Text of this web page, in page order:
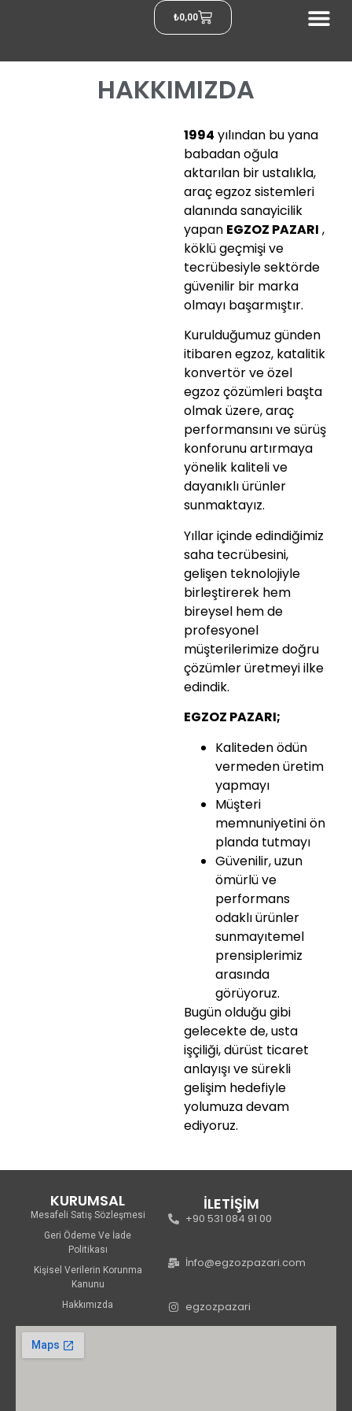
₺0,00
HAKKIMIZDA
1994 yılından bu yana
babadan oğula
aktarılan bir ustalıkla,
araç egzoz sistemleri
alanında sanayicilik
yapan EGZOZ PAZARI ,
köklü geçmişi ve
tecrübesiyle sektörde
güvenilir bir marka
olmayı başarmıştır.
Kurulduğumuz günden
itibaren egzoz, katalitik
konvertör ve özel
egzoz çözümleri başta
olmak üzere, araç
performansını ve sürüş
konforunu artırmaya
yönelik kaliteli ve
dayanıklı ürünler
sunmaktayız.
Yıllar içinde edindiğimiz
saha tecrübesini,
gelişen teknolojiyle
birleştirerek hem
bireysel hem de
profesyonel
müşterilerimize doğru
çözümler üretmeyi ilke
edindik.
EGZOZ PAZARI;
Kaliteden ödün
vermeden üretim
yapmayı
Müşteri
memnuniyetini ön
planda tutmayı
Güvenilir, uzun
ömürlü ve
performans
odaklı ürünler
sunmayıtemel
prensiplerimiz
arasında
görüyoruz.
Bugün olduğu gibi
gelecekte de, usta
işçiliği, dürüst ticaret
anlayışı ve sürekli
gelişim hedefiyle
yolumuza devam
ediyoruz.
KURUMSAL
Mesafeli Satış Sözleşmesi
Geri Ödeme Ve İade
Politikası
Kişisel Verilerin Korunma
Kanunu
Hakkımızda
İLETİŞİM
+90 531 084 91 00
İnfo@egzozpazari.com
egzozpazari